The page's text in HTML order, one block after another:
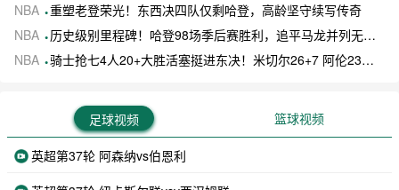
NBA 重塑老登荣光！东西决四队仅剩哈登，高龄坚守续写传奇
NBA
历史级别里程碑！哈登98场季后赛胜利，追平马龙并列无冠球员历史第一
NBA 骑士抢七4人20+大胜活塞挺进东决！米切尔26+7 阿伦23分 梅里尔23分 詹金斯17分
足球视频 篮球视频
英超第37轮 阿森纳vs伯恩利